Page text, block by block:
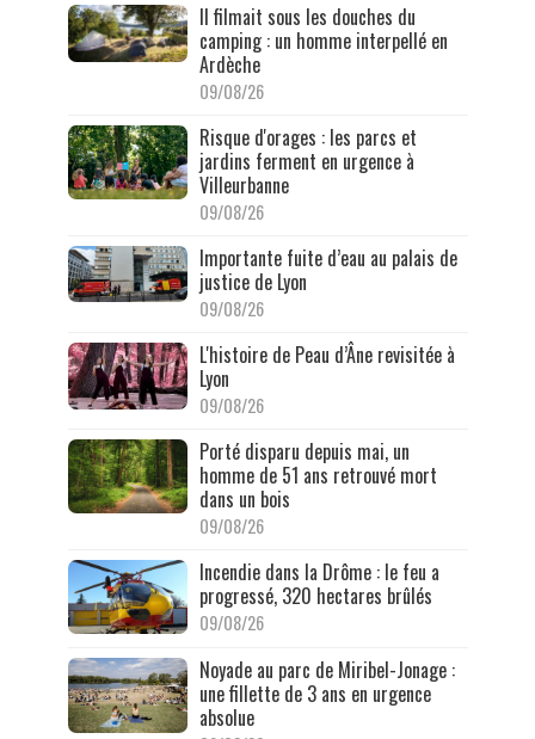
Il filmait sous les douches du
camping : un homme interpellé en
Ardèche
09/08/26
Risque d'orages : les parcs et
jardins ferment en urgence à
Villeurbanne
09/08/26
Importante fuite d’eau au palais de
justice de Lyon
09/08/26
L'histoire de Peau d’Âne revisitée à
Lyon
09/08/26
Porté disparu depuis mai, un
homme de 51 ans retrouvé mort
dans un bois
09/08/26
Incendie dans la Drôme : le feu a
progressé, 320 hectares brûlés
09/08/26
Noyade au parc de Miribel-Jonage :
une fillette de 3 ans en urgence
absolue